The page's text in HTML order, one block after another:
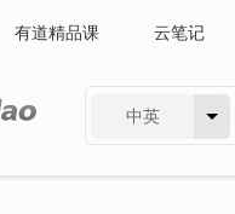
有道精品课 云笔记
中英